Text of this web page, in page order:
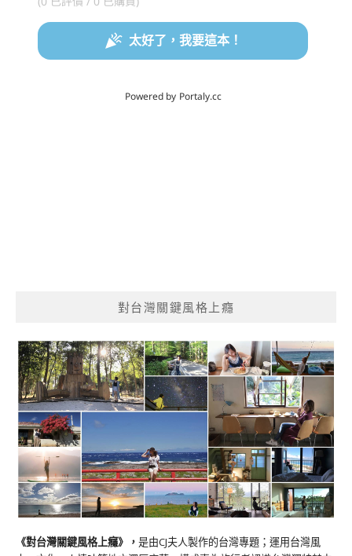
對台灣關鍵風格上癮
《對台灣關鍵風格上癮》 ， 是由CJ夫人製作的台灣專題；運用台灣風